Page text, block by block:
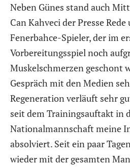
Neben Günes stand auch
Can Kahveci der Presse
Fenerbahce-Spieler, der im
Vorbereitungsspiel noch
Muskelschmerzen geschont
Gespräch mit den Medien
Regeneration verläuft sehr
seit dem Trainingsauftakt in
Nationalmannschaft meine
absolviert. Seit ein paar
wieder mit der gesamten